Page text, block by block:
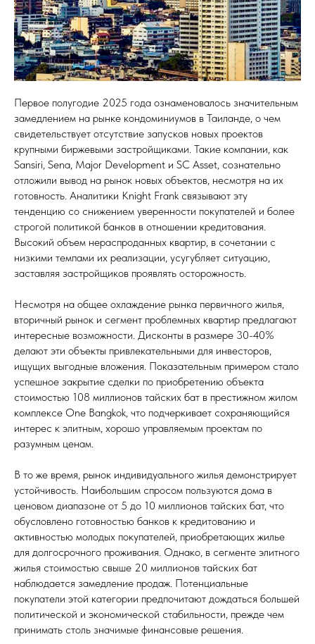
Первое полугодие 2025 года ознаменовалось значительным
замедлением на рынке кондоминиумов в Таиланде, о чем
свидетельствует отсутствие запусков новых проектов
крупными биржевыми застройщиками. Такие компании, как
Sansiri, Sena, Major Development и SC Asset, сознательно
отложили вывод на рынок новых объектов, несмотря на их
готовность. Аналитики Knight Frank связывают эту
тенденцию со снижением уверенности покупателей и более
строгой политикой банков в отношении кредитования.
Высокий объем нераспроданных квартир, в сочетании с
низкими темпами их реализации, усугубляет ситуацию,
заставляя застройщиков проявлять осторожность.
Несмотря на общее охлаждение рынка первичного жилья,
вторичный рынок и сегмент проблемных квартир предлагают
интересные возможности. Дисконты в размере 30-40%
делают эти объекты привлекательными для инвесторов,
ищущих выгодные вложения. Показательным примером стало
успешное закрытие сделки по приобретению объекта
стоимостью 108 миллионов тайских бат в престижном жилом
комплексе One Bangkok, что подчеркивает сохраняющийся
интерес к элитным, хорошо управляемым проектам по
разумным ценам.
В то же время, рынок индивидуального жилья демонстрирует
устойчивость. Наибольшим спросом пользуются дома в
ценовом диапазоне от 5 до 10 миллионов тайских бат, что
обусловлено готовностью банков к кредитованию и
активностью молодых покупателей, приобретающих жилье
для долгосрочного проживания. Однако, в сегменте элитного
жилья стоимостью свыше 20 миллионов тайских бат
наблюдается замедление продаж. Потенциальные
покупатели этой категории предпочитают дождаться большей
политической и экономической стабильности, прежде чем
принимать столь значимые финансовые решения.